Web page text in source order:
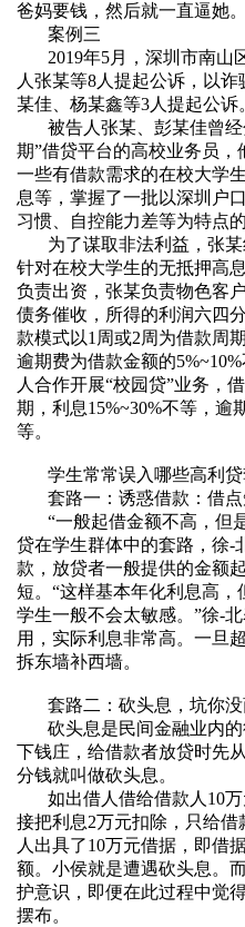
爸妈要钱，然后就一直逼她。
案例三
2019年5月，深圳市南山
人张某等8人提起公诉，以
某佳、杨某鑫等3人提起公诉
被告人张某、彭某佳曾
期”借贷平台的高校业务员，
一些有借款需求的在校大学
息等，掌握了一批以深圳户
习惯、自控能力差等为特点
为了谋取非法利益，张
针对在校大学生的无抵押高
负责出资，张某负责物色客
债务催收，所得的利润六四
款模式以1周或2周为借款周
逾期费为借款金额的5%~10%
人合作开展“校园贷”业务，
期，利息15%~30%不等，逾
等。
学生常常误入哪些高利
套路一：诱惑借款：借
“一般起借金额不高，但
贷在学生群体中的套路，徐-
款，放贷者一般提供的金额
短。 “这样基本年化利息高，
学生一般不会太敏感。 ”徐-
用，实际利息非常高。一旦
拆东墙补西墙。
套路二：砍头息，坑你
砍头息是民间金融业内
下钱庄，给借款者放贷时先
分钱就叫做砍头息。
如出借人借给借款人10
接把利息2万元扣除，只给借
人出具了10万元借据，即借
额。小侯就是遭遇砍头息。
护意识，即便在此过程中觉
摆布。